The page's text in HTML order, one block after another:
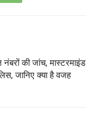
नंबरों की जांच,
जानिए क्या है वजह